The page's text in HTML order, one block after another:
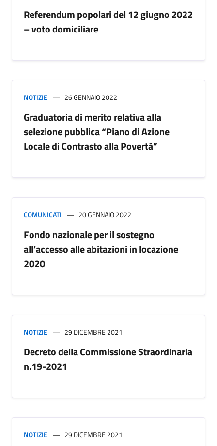
Referendum popolari del 12 giugno 2022
– voto domiciliare
NOTIZIE 26 GENNAIO 2022
Graduatoria di merito relativa alla
selezione pubblica “Piano di Azione
Locale di Contrasto alla Povertà”
COMUNICATI 20 GENNAIO 2022
Fondo nazionale per il sostegno
all’accesso alle abitazioni in locazione
2020
NOTIZIE 29 DICEMBRE 2021
Decreto della Commissione Straordinaria
n.19-2021
NOTIZIE 29 DICEMBRE 2021